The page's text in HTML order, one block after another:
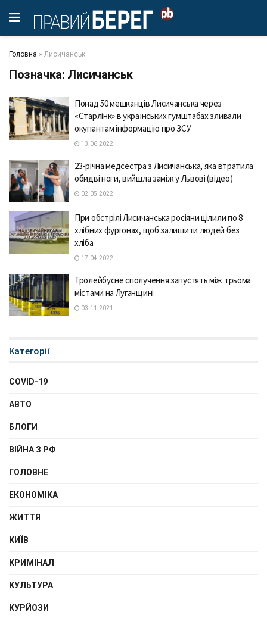
Головна » Лисичанськ
Позначка: Лисичанськ
Понад 50 мешканців Лисичанська через
«Старлінк» в українських гумштабах зливали
окупантам інформацію про ЗСУ
13.06.2022
23-річна медсестра з Лисичанська, яка втратила
обидві ноги, вийшла заміж у Львові (відео)
02.05.2022
При обстрілі Лисичанська росіяни цілили по 8
хлібних фургонах, щоб залишити людей без
хліба
17.04.2022
Тролейбусне сполучення запустять між трьома
містами на Луганщині
03.11.2021
Категорії
COVID-19
АВТО
БЛОГИ
ВІЙНА З РФ
ГОЛОВНЕ
ЕКОНОМІКА
ЖИТТЯ
КИЇВ
КРИМІНАЛ
КУЛЬТУРА
КУРЙОЗИ